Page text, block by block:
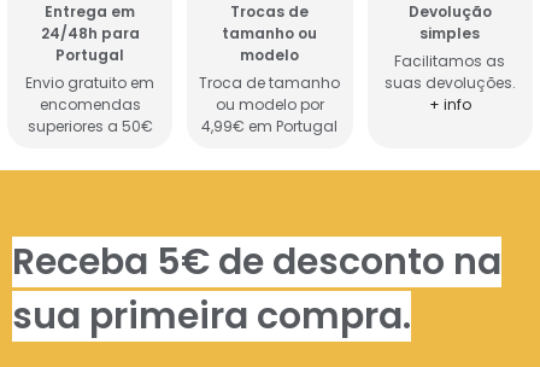
Entrega em
24/48h para
Portugal
Envio gratuito em
encomendas
superiores a 50€
Trocas de
tamanho ou
modelo
Troca de tamanho
ou modelo por
4,99€ em Portugal
Devolução
simples
Facilitamos as
suas devoluções.
+ info
Receba 5€ de desconto na
sua primeira compra.